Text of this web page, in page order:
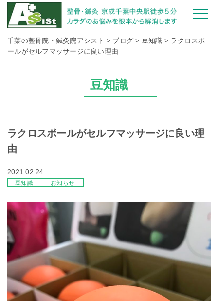
千葉の整骨院・鍼灸院アシスト > ブログ > 豆知識 > ラクロスボ
ールがセルフマッサージに良い理由
豆知識
ラクロスボールがセルフマッサージに良い理
由
2021.02.24
豆知識 お知らせ